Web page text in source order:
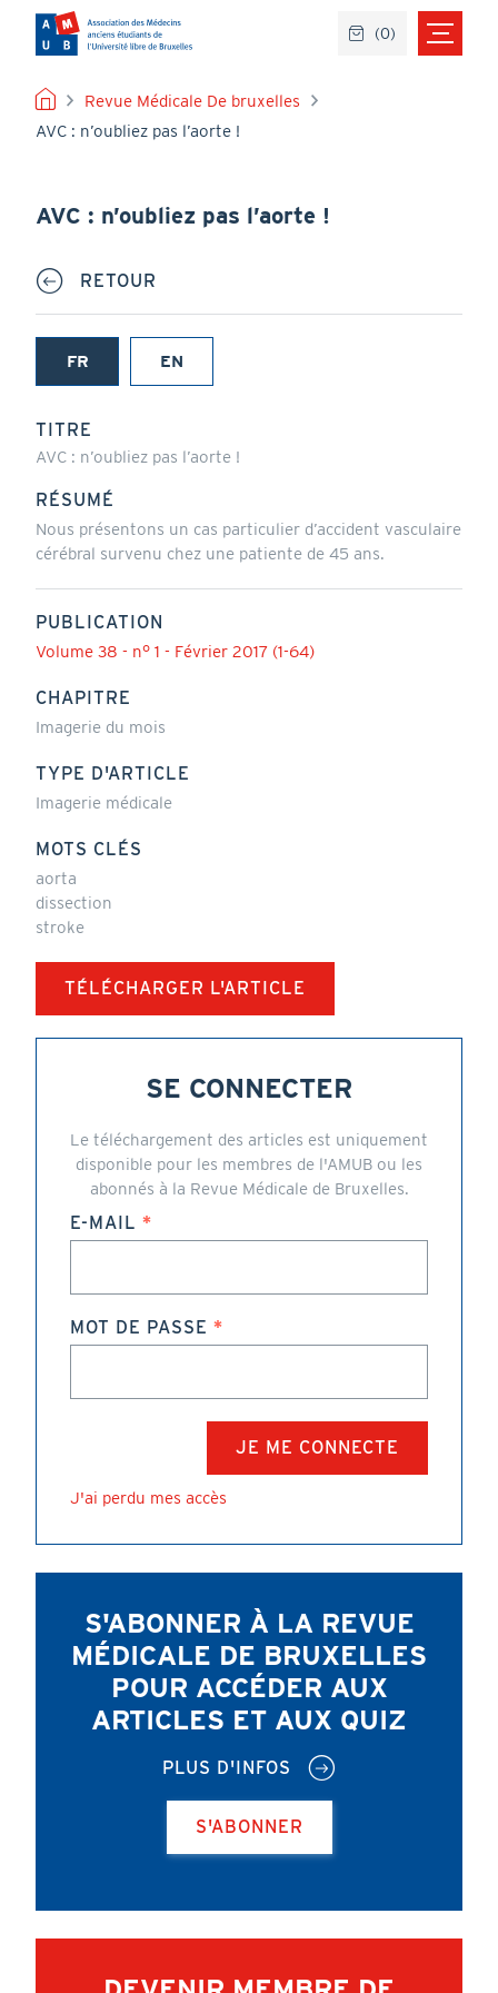
contenu
principal
FIL
D'ARIANE
Revue Médicale De bruxelles
AVC : n’oubliez pas l’aorte !
AVC : n’oubliez pas l’aorte !
RETOUR
FR
(onglet
EN
TITRE
AVC : n’oubliez pas l’aorte !
RÉSUMÉ
Nous présentons un cas particulier d’accident vasculaire
cérébral survenu chez une patiente de 45 ans.
PUBLICATION
Volume 38 - n° 1 - Février 2017 (1-64)
CHAPITRE
Imagerie du mois
TYPE D'ARTICLE
Imagerie médicale
MOTS CLÉS
aorta
dissection
stroke
TÉLÉCHARGER L'ARTICLE
SE CONNECTER
Le téléchargement des articles est uniquement
disponible pour les membres de l'AMUB ou les
abonnés à la Revue Médicale de Bruxelles.
E-MAIL
MOT DE PASSE
J'ai perdu mes accès
S'ABONNER À LA REVUE
MÉDICALE DE BRUXELLES
POUR ACCÉDER AUX
ARTICLES ET AUX QUIZ
PLUS D'INFOS
S'ABONNER
(0)